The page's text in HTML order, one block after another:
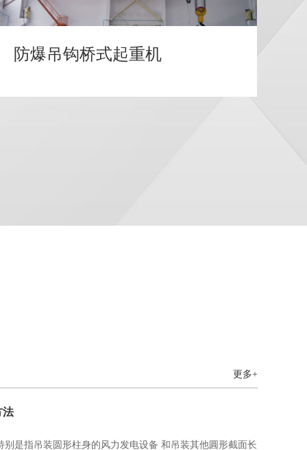
防爆吊钩桥式起重机
更多+
法
是指吊装圆形柱身的风力发电设备 和吊装其他圓形截面长